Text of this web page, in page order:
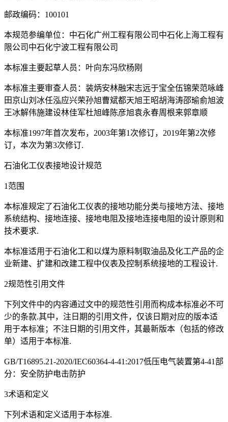
邮政编码：100101
本规范参编单位：中石化广州工程有限公司中石化上海工程有
限公司中石化宁波工程有限公司
本标准主要起草人员：叶向东冯欣杨刚
本标准主要审查人员：装炳安林融宋志远于宝全伍锦荣范咏峰
田京山刘冰任泓应兴荣孙旭曹斌都天旭王昭胡海涛邵瑜俞旭波
王冰解伟施建设林佳军杜旭峰陈彦旭袁永春周根来郭章顺
本标准1997年首次发布，2003年第1次修订，2019年第2次修
订，本次为第3次修订.
石油化工仪表接地设计规范
1范围
本标准规定了石油化工仪表的接地功能分类与接地方法、接地
系统结构、接地连接、接地电阻及接地连接电阻的设计原则和
技术要求.
本标准适用于石油化工和以煤为原料制取油品及化工产品的企
业新建、扩建和改建工程中仪表及控制系统接地的工程设计.
2规范性引用文件
下列文件中的内容通过文中的规范性引用而构成本标准必不可
少的条款.其中，注日期的引用文件，仅该日期对应的版本适
用于本标准；不注日期的引用文件，其最新版本（包括的修改
单）适用于本标准.
GB/T16895.21-2020/IEC60364-4-41:2017低压电气装置第4-41部
分：安全防护电击防护
3术语和定义
下列术语和定义适用于本标准.